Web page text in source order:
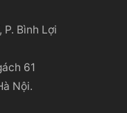
P. Bình Lợi
61
Nội.